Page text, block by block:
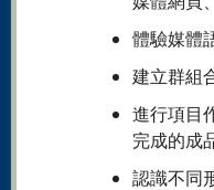
體驗媒體
建立群組
進行項目
完成的成
認識不同